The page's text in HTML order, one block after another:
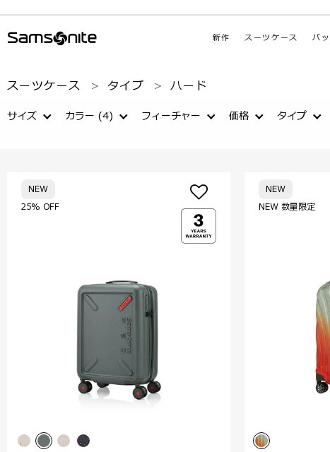
新作 スーツケース バ
スーツケース タイプ ハード
サイズ カラー (4) フィーチャー 価格 タイプ
25% OFF
NEW
NEW 数量限定
NEW